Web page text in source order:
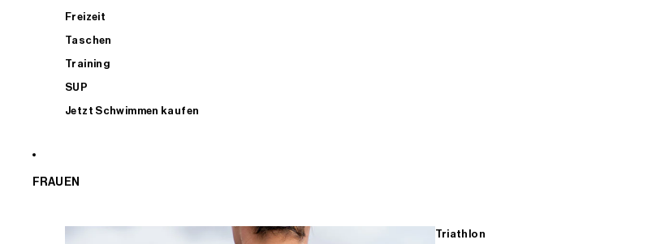
Freizeit
Taschen
Training
SUP
Jetzt Schwimmen kaufen
FRAUEN
Triathlon